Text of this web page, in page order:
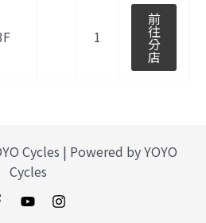
1
前
往
分
店
Cycles | Powered by YOYO
Cycles